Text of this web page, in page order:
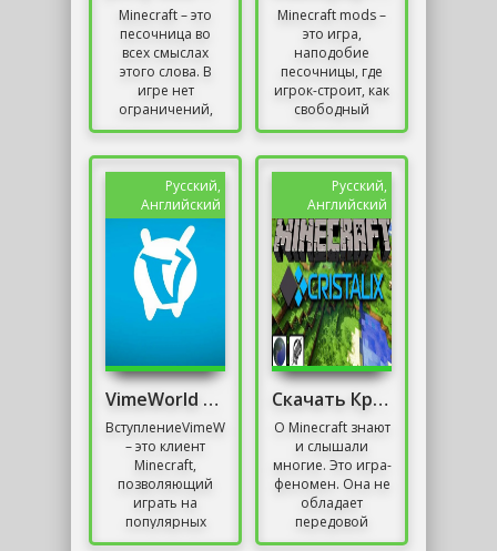
Minecraft – это
песочница во
всех смыслах
этого слова. В
игре нет
ограничений,
игроки могут с
своими делами и
создавать...
Minecraft mods –
это игра,
наподобие
песочницы, где
игрок-строит, как
свободный
художник.Главная
можно больше
очков , в...
Русский,
Английский
VimeWorld Скачать
ВступлениеVimeWorld
– это клиент
Minecraft,
позволяющий
играть на
популярных
серверах со
Русский,
Английский
Скачать Кристаликс
О Minecraft знают
и слышали
многие. Это игра-
феномен. Она не
обладает
передовой
графикой и не